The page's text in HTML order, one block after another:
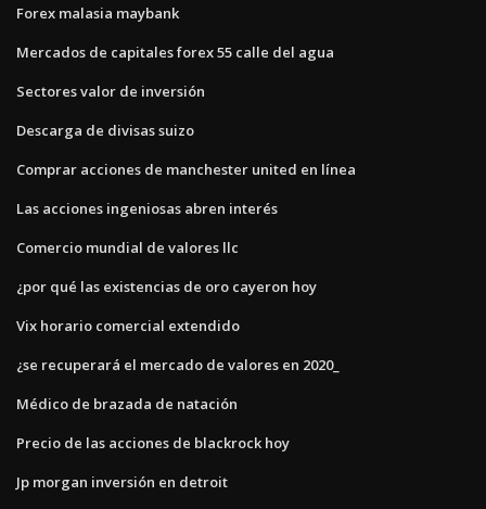
Forex malasia maybank
Mercados de capitales forex 55 calle del agua
Sectores valor de inversión
Descarga de divisas suizo
Comprar acciones de manchester united en línea
Las acciones ingeniosas abren interés
Comercio mundial de valores llc
¿por qué las existencias de oro cayeron hoy
Vix horario comercial extendido
¿se recuperará el mercado de valores en 2020_
Médico de brazada de natación
Precio de las acciones de blackrock hoy
Jp morgan inversión en detroit